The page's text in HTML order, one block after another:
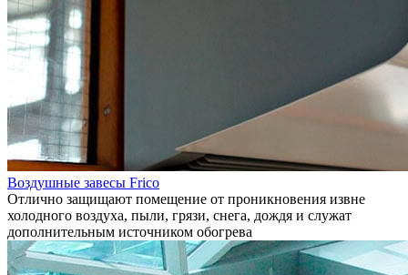
Воздушные завесы Frico
Отлично защищают помещение от проникновения извне
холодного воздуха, пыли, грязи, снега, дождя и служат
дополнительным источником обогрева